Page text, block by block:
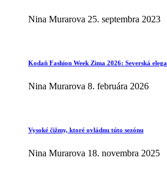
Nina Murarova 25. septembra 2023
Kodaň Fashion Week Zima 2026: Severská
Nina Murarova 8. februára 2026
Vysoké čižmy, ktoré ovládnu túto sezónu
Nina Murarova 18. novembra 2025